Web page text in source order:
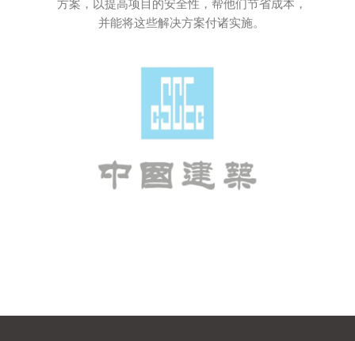
方案，以提高项目的安全性，帮他们节省成本，
并能将这些解决方案付诸实施。